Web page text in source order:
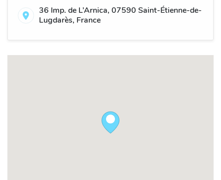
36 Imp. de L’Arnica, 07590 Saint-Étienne-de-
Lugdarès, France